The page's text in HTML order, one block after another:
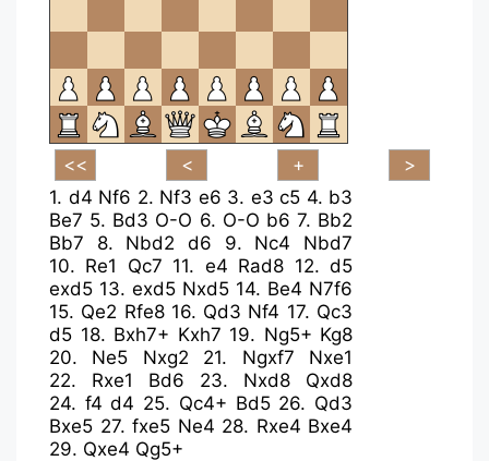
1. d4 Nf6 2. Nf3 e6 3. e3 c5 4. b3
Be7 5. Bd3 O-O 6. O-O b6 7. Bb2
Bb7
8. Nbd2 d6 9. Nc4
Nbd7
10. Re1 Qc7 11. e4 Rad8 12.d5
exd5 13. exd5 Nxd5 14. Be4 N7f6
15. Qe2 Rfe8 16. Qd3 Nf4 17. Qc3
d5 18. Bxh7+ Kxh7 19. Ng5+ Kg8
20. Ne5 Nxg2 21. Ngxf7
Nxe1
22. Rxe1 Bd6 23. Nxd8
Qxd8
24. f4 d4 25. Qc4+ Bd5 26. Qd3
Bxe5 27. fxe5 Ne4 28. Rxe4 Bxe4
29. Qxe4 Qg5+